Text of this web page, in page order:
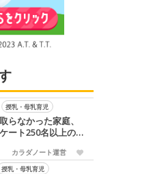
授乳・母乳育児
らなかった家庭、
ート250名以上の
カラダノート運営
授乳・母乳育児